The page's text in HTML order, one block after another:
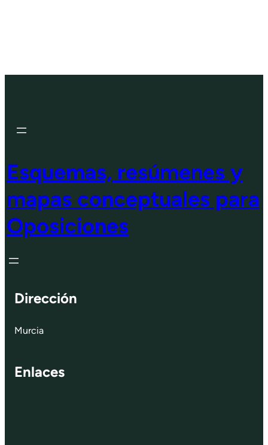
Esquemas, resúmenes y
mapas conceptuales para
Oposiciones
Dirección
Murcia
Enlaces